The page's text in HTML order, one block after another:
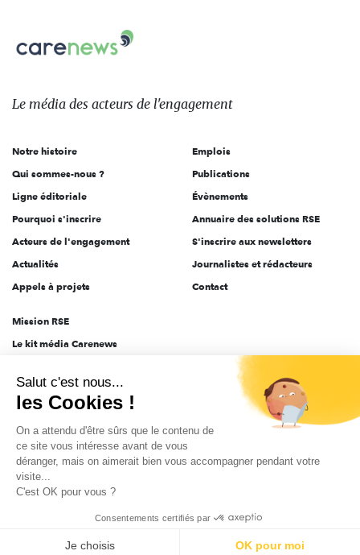
sur:
Carenews,
Le
des
l'engagement
Le média des acteurs de l'engagement
Notre histoire
Qui sommes-nous ?
Ligne éditoriale
Pourquoi s'inscrire
Acteurs de l'engagement
Actualités
Appels à projets
Emplois
Publications
Évènements
Annuaire des solutions RSE
S'inscrire aux newsletters
Journalistes et rédacteurs
Contact
Mission RSE
Le kit média Carenews
AEF info
Novethic
PRODURABLE
Inclusiv Day
Données personnelles Mentions légales 2025-2026 Tout droits réservés
Salut c'est nous...
les Cookies !
On a attendu d'être sûrs que le contenu de
ce site vous intéresse avant de vous
déranger, mais on aimerait bien vous accompagner pendant votre
visite...
C'est OK pour vous ?
Consentements certifiés par
Je choisis OK pour moi